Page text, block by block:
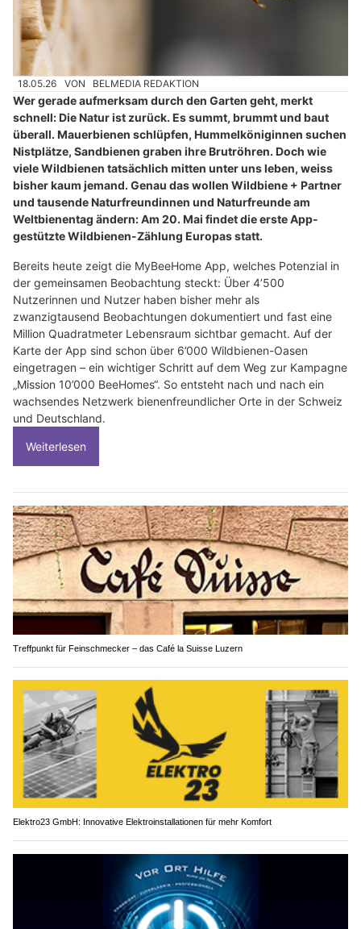
18.05.26 VON BELMEDIA REDAKTION
Wer gerade aufmerksam durch den Garten geht, merkt
schnell: Die Natur ist zurück. Es summt, brummt und baut
überall. Mauerbienen schlüpfen, Hummelköniginnen suchen
Nistplätze, Sandbienen graben ihre Brutröhren. Doch wie
viele Wildbienen tatsächlich mitten unter uns leben, weiss
bisher kaum jemand. Genau das wollen Wildbiene + Partner
und tausende Naturfreundinnen und Naturfreunde am
Weltbienentag ändern: Am 20. Mai findet die erste App-
gestützte Wildbienen-Zählung Europas statt.
Bereits heute zeigt die MyBeeHome App, welches Potenzial in
der gemeinsamen Beobachtung steckt: Über 4’500
Nutzerinnen und Nutzer haben bisher mehr als
zwanzigtausend Beobachtungen dokumentiert und fast eine
Million Quadratmeter Lebensraum sichtbar gemacht. Auf der
Karte der App sind schon über 6’000 Wildbienen-Oasen
eingetragen – ein wichtiger Schritt auf dem Weg zur Kampagne
„Mission 10’000 BeeHomes“. So entsteht nach und nach ein
wachsendes Netzwerk bienenfreundlicher Orte in der Schweiz
und Deutschland.
Weiterlesen
Treffpunkt für Feinschmecker – das Café la Suisse Luzern
Elektro23 GmbH: Innovative Elektroinstallationen für mehr Komfort